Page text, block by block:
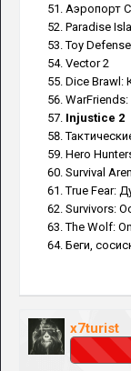
Аэропорт
Paradise
Toy
Vector 2
Dice Brawl:
WarFriends:
Injustice 2
Hero
Survival
True Fear:
Survivors:
The Wolf:
Беги,
x7turist